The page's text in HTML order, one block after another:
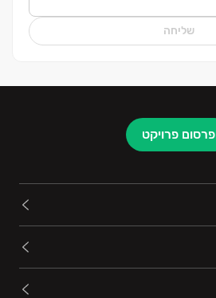
שליחה
פרסום פרויקט